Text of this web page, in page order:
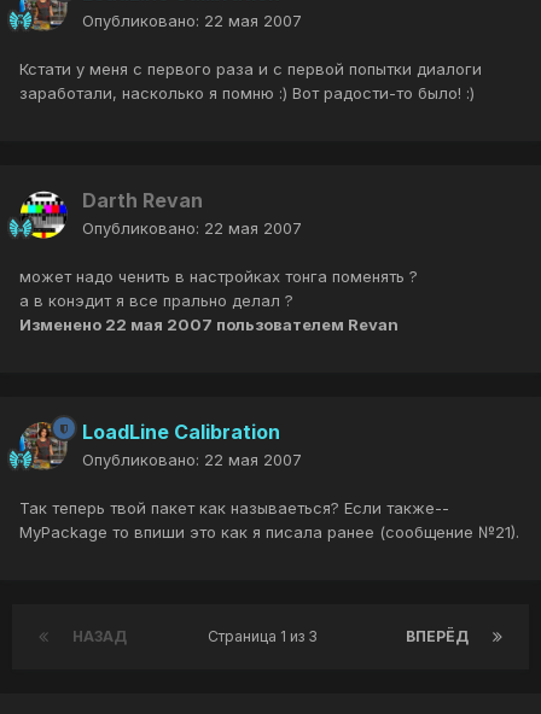
Опубликовано: 22 мая 2007
Кстати у меня с первого раза и с первой попытки диалоги
заработали, насколько я помню :) Вот радости-то было! :)
Darth Revan
Опубликовано: 22 мая 2007
может надо ченить в настройках тонга поменять ?
а в конэдит я все прально делал ?
Изменено 22 мая 2007 пользователем Revan
LoadLine Calibration
Опубликовано: 22 мая 2007
Так теперь твой пакет как называеться? Если также--
MyPackage то впиши это как я писала ранее (сообщение №21).
НАЗАД ВПЕРЁД
Страница 1 из 3